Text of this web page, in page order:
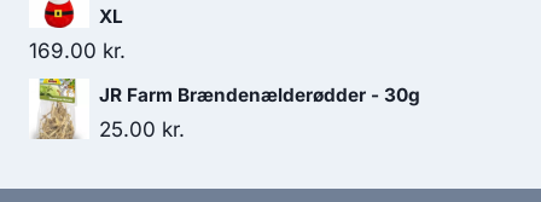
40.00 kr.. 36.25 kr..
XL
169.00 kr.
JR Farm Brændenælderødder - 30g
25.00 kr.